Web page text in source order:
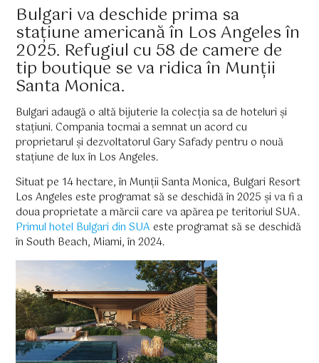
Bulgari va deschide prima sa
stațiune americană în Los Angeles în
2025. Refugiul cu 58 de camere de
tip boutique se va ridica în Munții
Santa Monica.
Bulgari adaugă o altă bijuterie la colecția sa de hoteluri și
stațiuni. Compania tocmai a semnat un acord cu
proprietarul și dezvoltatorul Gary Safady pentru o nouă
stațiune de lux în Los Angeles.
Situat pe 14 hectare, în Munții Santa Monica, Bulgari Resort
Los Angeles este programat să se deschidă în 2025 și va fi a
doua proprietate a mărcii care va apărea pe teritoriul SUA.
Primul hotel Bulgari din SUAeste programat să se deschidă
în South Beach, Miami, în 2024.